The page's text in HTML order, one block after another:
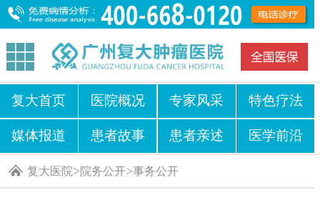
复大首页 医院概况 专家风采 特色疗法
媒体报道 患者故事 患者亲述 医学前沿
复大医院>院务公开>事务公开